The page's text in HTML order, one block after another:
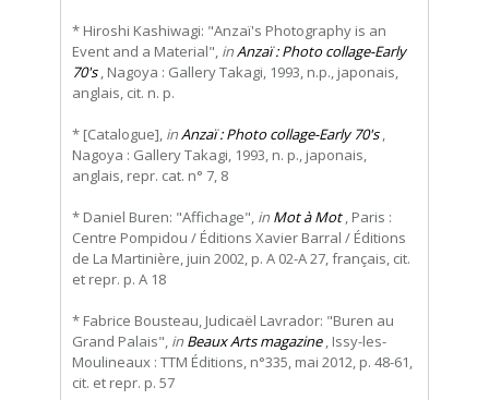
* Hiroshi Kashiwagi: "Anzaï's Photography is an
Event and a Material", inAnzaï : Photo collage-Early
70's, Nagoya : Gallery Takagi, 1993, n.p., japonais,
anglais, cit. n. p.
* [Catalogue], inAnzaï : Photo collage-Early 70's,
Nagoya : Gallery Takagi, 1993, n. p., japonais,
anglais, repr. cat. n° 7, 8
* Daniel Buren: "Affichage", in Mot à Mot, Paris :
Centre Pompidou / Éditions Xavier Barral / Éditions
de La Martinière, juin 2002, p. A 02-A 27, français, cit.
et repr. p. A 18
* Fabrice Bousteau, Judicaël Lavrador: "Buren au
Grand Palais", in Beaux Arts magazine, Issy-les-
Moulineaux : TTM Éditions, n°335, mai 2012, p. 48-61,
cit. et repr. p. 57